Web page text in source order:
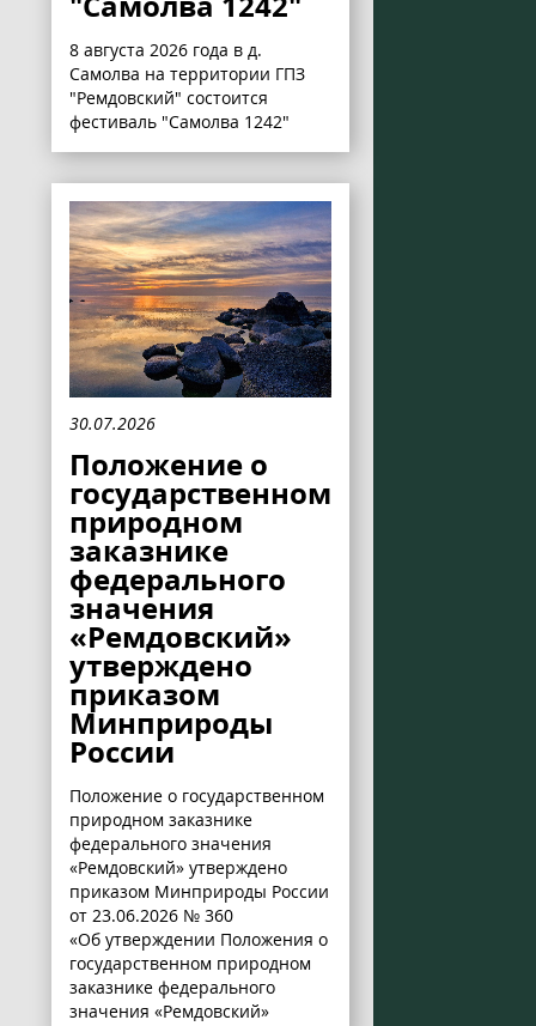
8 августа 2026 года в д.
Самолва на территории ГПЗ
"Ремдовский" состоится
фестиваль "Самолва 1242"
30.07.2026
Положение о
государственном
природном
заказнике
федерального
значения
«Ремдовский»
утверждено
приказом
Минприроды
России
Положение о государственном
природном заказнике
федерального значения
«Ремдовский» утверждено
приказом Минприроды России
от 23.06.2026 № 360
«Об утверждении Положения о
государственном природном
заказнике федерального
значения «Ремдовский»